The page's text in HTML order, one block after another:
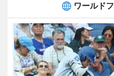
ワールド